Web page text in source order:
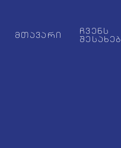
ᲛᲗᲐᲕᲐᲠᲘ
ᲩᲕᲔᲜᲡ
ᲨᲔᲡᲐᲮᲔᲑ